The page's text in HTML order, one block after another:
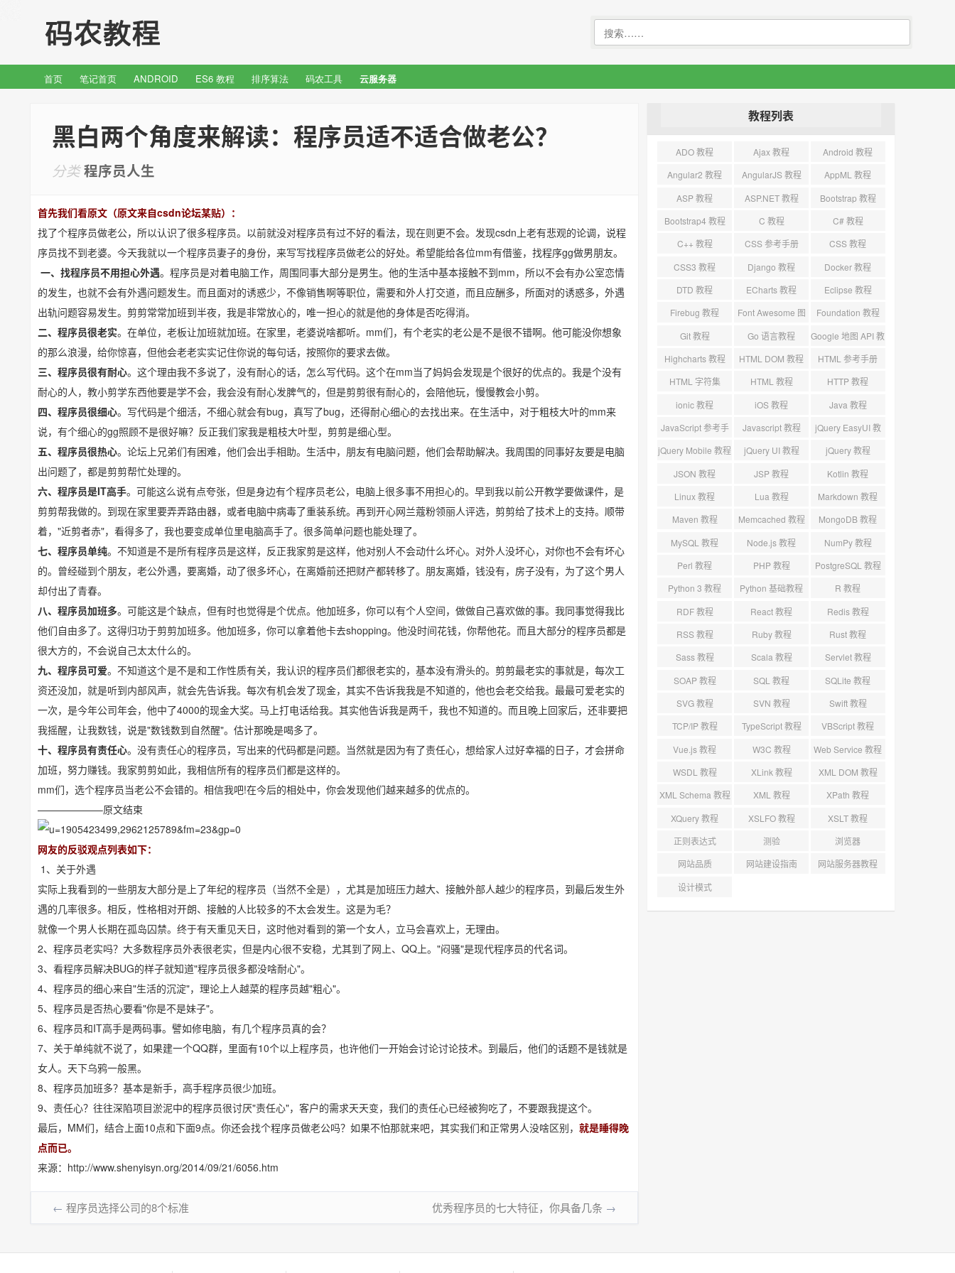
首页 笔记首页 ANDROID ES6 教程 排序算法 码农工具 云服务器
黑白两个角度来解读：程序员适不适合做老公？
分类程序员人生
首先我们看原文（原文来自csdn论坛某贴）：
​找了个程序员做老公，所以认识了很多程序员。以前就没对程序员有过不好的看法，现在则更不会。发现csdn上老有悲观的论调，说程
序员找不到老婆。今天我就以一个程序员妻子的身份，来写写找程序员做老公的好处。希望能给各位mm有借鉴，找程序gg做男朋友。
一、找程序员不用担心外遇。程序员是对着电脑工作，周围同事大部分是男生。他的生活中基本接触不到mm，所以不会有办公室恋情
的发生，也就不会有外遇问题发生。而且面对的诱惑少，不像销售啊等职位，需要和外人打交道，而且应酬多，所面对的诱惑多，外遇
出轨问题容易发生。剪剪常常加班到半夜，我是非常放心的，唯一担心的就是他的身体是否吃得消。
二、程序员很老实。在单位，老板让加班就加班。在家里，老婆说啥都听。mm们，有个老实的老公是不是很不错啊。他可能没你想象
的那么浪漫，给你惊喜，但他会老老实实记住你说的每句话，按照你的要求去做。
三、程序员很有耐心。这个理由我不多说了，没有耐心的话，怎么写代码。这个在mm当了妈妈会发现是个很好的优点的。我是个没有
耐心的人，教小剪学东西他要是学不会，我会没有耐心发脾气的，但是剪剪很有耐心的，会陪他玩，慢慢教会小剪。
四、程序员很细心。写代码是个细活，不细心就会有bug，真写了bug，还得耐心细心的去找出来。在生活中，对于粗枝大叶的mm来
说，有个细心的gg照顾不是很好嘛？反正我们家我是粗枝大叶型，剪剪是细心型。
五、程序员很热心。论坛上兄弟们有困难，他们会出手相助。生活中，朋友有电脑问题，他们会帮助解决。我周围的同事好友要是电脑
出问题了，都是剪剪帮忙处理的。
六、程序员是IT高手。可能这么说有点夸张，但是身边有个程序员老公，电脑上很多事不用担心的。早到我以前公开教学要做课件，是
剪剪帮我做的。到现在家里要弄弄路由器，或者电脑中病毒了重装系统。再到开心网兰蔻粉领丽人评选，剪剪给了技术上的支持。顺带
着，"近剪者赤"，看得多了，我也要变成单位里电脑高手了。很多简单问题也能处理了。
七、程序员单纯。不知道是不是所有程序员是这样，反正我家剪是这样，他对别人不会动什么坏心。对外人没坏心，对你也不会有坏心
的。曾经碰到个朋友，老公外遇，要离婚，动了很多坏心，在离婚前还把财产都转移了。朋友离婚，钱没有，房子没有，为了这个男人
却付出了青春。
八、程序员加班多。可能这是个缺点，但有时也觉得是个优点。他加班多，你可以有个人空间，做做自己喜欢做的事。我同事觉得我比
他们自由多了。这得归功于剪剪加班多。他加班多，你可以拿着他卡去shopping。他没时间花钱，你帮他花。而且大部分的程序员都是
很大方的，不会说自己太太什么的。
九、程序员可爱。不知道这个是不是和工作性质有关，我认识的程序员们都很老实的，基本没有滑头的。剪剪最老实的事就是，每次工
资还没加，就是听到内部风声，就会先告诉我。每次有机会发了现金，其实不告诉我我是不知道的，他也会老交给我。最最可爱老实的
一次，是今年公司年会，他中了4000的现金大奖。马上打电话给我。其实他告诉我是两千，我也不知道的。而且晚上回家后，还非要把
我摇醒，让我数钱，说是"数钱数到自然醒"。估计那晚是喝多了。
十、程序员有责任心。没有责任心的程序员，写出来的代码都是问题。当然就是因为有了责任心，想给家人过好幸福的日子，才会拼命
加班，努力赚钱。我家剪剪如此，我相信所有的程序员们都是这样的。
mm们，选个程序员当老公不会错的。相信我吧!在今后的相处中，你会发现他们越来越多的优点的。
——————–原文结束
网友的反驳观点列表如下：
1、关于外遇
实际上我看到的一些朋友大部分是上了年纪的程序员（当然不全是），尤其是加班压力越大、接触外部人越少的程序员，到最后发生外
遇的几率很多。相反，性格相对开朗、接触的人比较多的不太会发生。这是为毛？
就像一个男人长期在孤岛囚禁。终于有天重见天日，这时他对看到的第一个女人，立马会喜欢上，无理由。
2、程序员老实吗？大多数程序员外表很老实，但是内心很不安稳，尤其到了网上、QQ上。"闷骚"是现代程序员的代名词。
3、看程序员解决BUG的样子就知道"程序员很多都没啥耐心"。
4、程序员的细心来自"生活的沉淀"，理论上人越菜的程序员越"粗心"。
5、程序员是否热心要看"你是不是妹子"。
6、程序员和IT高手是两码事。譬如修电脑，有几个程序员真的会？
7、关于单纯就不说了，如果建一个QQ群，里面有10个以上程序员，也许他们一开始会讨论讨论技术。到最后，他们的话题不是钱就是
女人。天下乌鸦一般黑。
8、程序员加班多？基本是新手，高手程序员很少加班。
9、责任心？往往深陷项目淤泥中的程序员很讨厌"责任心"，客户的需求天天变，我们的责任心已经被狗吃了，不要跟我提这个。
最后，MM们，结合上面10点和下面9点。你还会找个程序员做老公吗？如果不怕那就来吧，其实我们和正常男人没啥区别， 就是睡得晚
点而已。
来源：http://www.shenyisyn.org/2014/09/21/6056.htm
← 程序员选择公司的8个标准 优秀程序员的七大特征，你具备几条 →
教程列表
ADO 教程 Ajax 教程
Android 教程
Angular2 教程
AngularJS 教程
AppML 教程
ASP 教程
ASP.NET 教程
Bootstrap 教程
Bootstrap4 教程
C 教程
C# 教程
C++ 教程
CSS 参考手册
CSS 教程
CSS3 教程
Django 教程
Docker 教程
DTD 教程
ECharts 教程
Eclipse 教程
Firebug 教程
Font Awesome 图
标
Foundation 教程
Git 教程
Go 语言教程
Google 地图 API 教
程
Highcharts 教程 HTML DOM 教程
HTML 参考手册
HTML 字符集
HTML 教程
HTTP 教程
ionic 教程
iOS 教程
Java 教程
JavaScript 参考手
册
Javascript 教程
jQuery EasyUI 教
程
jQuery Mobile 教程 jQuery UI 教程
jQuery 教程
JSON 教程
JSP 教程
Kotlin 教程
Linux 教程
Lua 教程
Markdown 教程
Maven 教程
Memcached 教程
MongoDB 教程
MySQL 教程
Node.js 教程
NumPy 教程
Perl 教程
PHP 教程
PostgreSQL 教程
Python 3 教程
Python 基础教程
R 教程
RDF 教程
React 教程
Redis 教程
RSS 教程
Ruby 教程
Rust 教程
Sass 教程
Scala 教程
Servlet 教程
SOAP 教程
SQL 教程
SQLite 教程
SVG 教程
SVN 教程
Swift 教程
TCP/IP 教程
TypeScript 教程
VBScript 教程
Vue.js 教程
W3C 教程
Web Service 教程
WSDL 教程
XLink 教程
XML DOM 教程
XML Schema 教程
XML 教程
XPath 教程
XQuery 教程
XSLFO 教程
XSLT 教程
正则表达式
测验
浏览器
网站品质
网站建设指南
网站服务器教程
设计模式